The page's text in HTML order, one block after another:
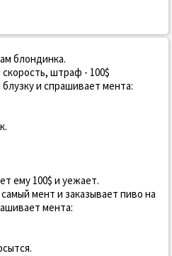
блондинка.
штраф - 100$
и спрашивает мента:
ему 100$ и уежает.
мент и заказывает пиво на
мента: